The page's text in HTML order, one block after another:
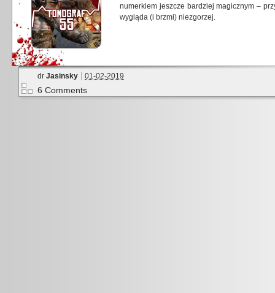
numerkiem jeszcze bardziej magicznym –
wygląda (i brzmi) niezgorzej.
dr Jasinsky 01-02-2019
6 Comments